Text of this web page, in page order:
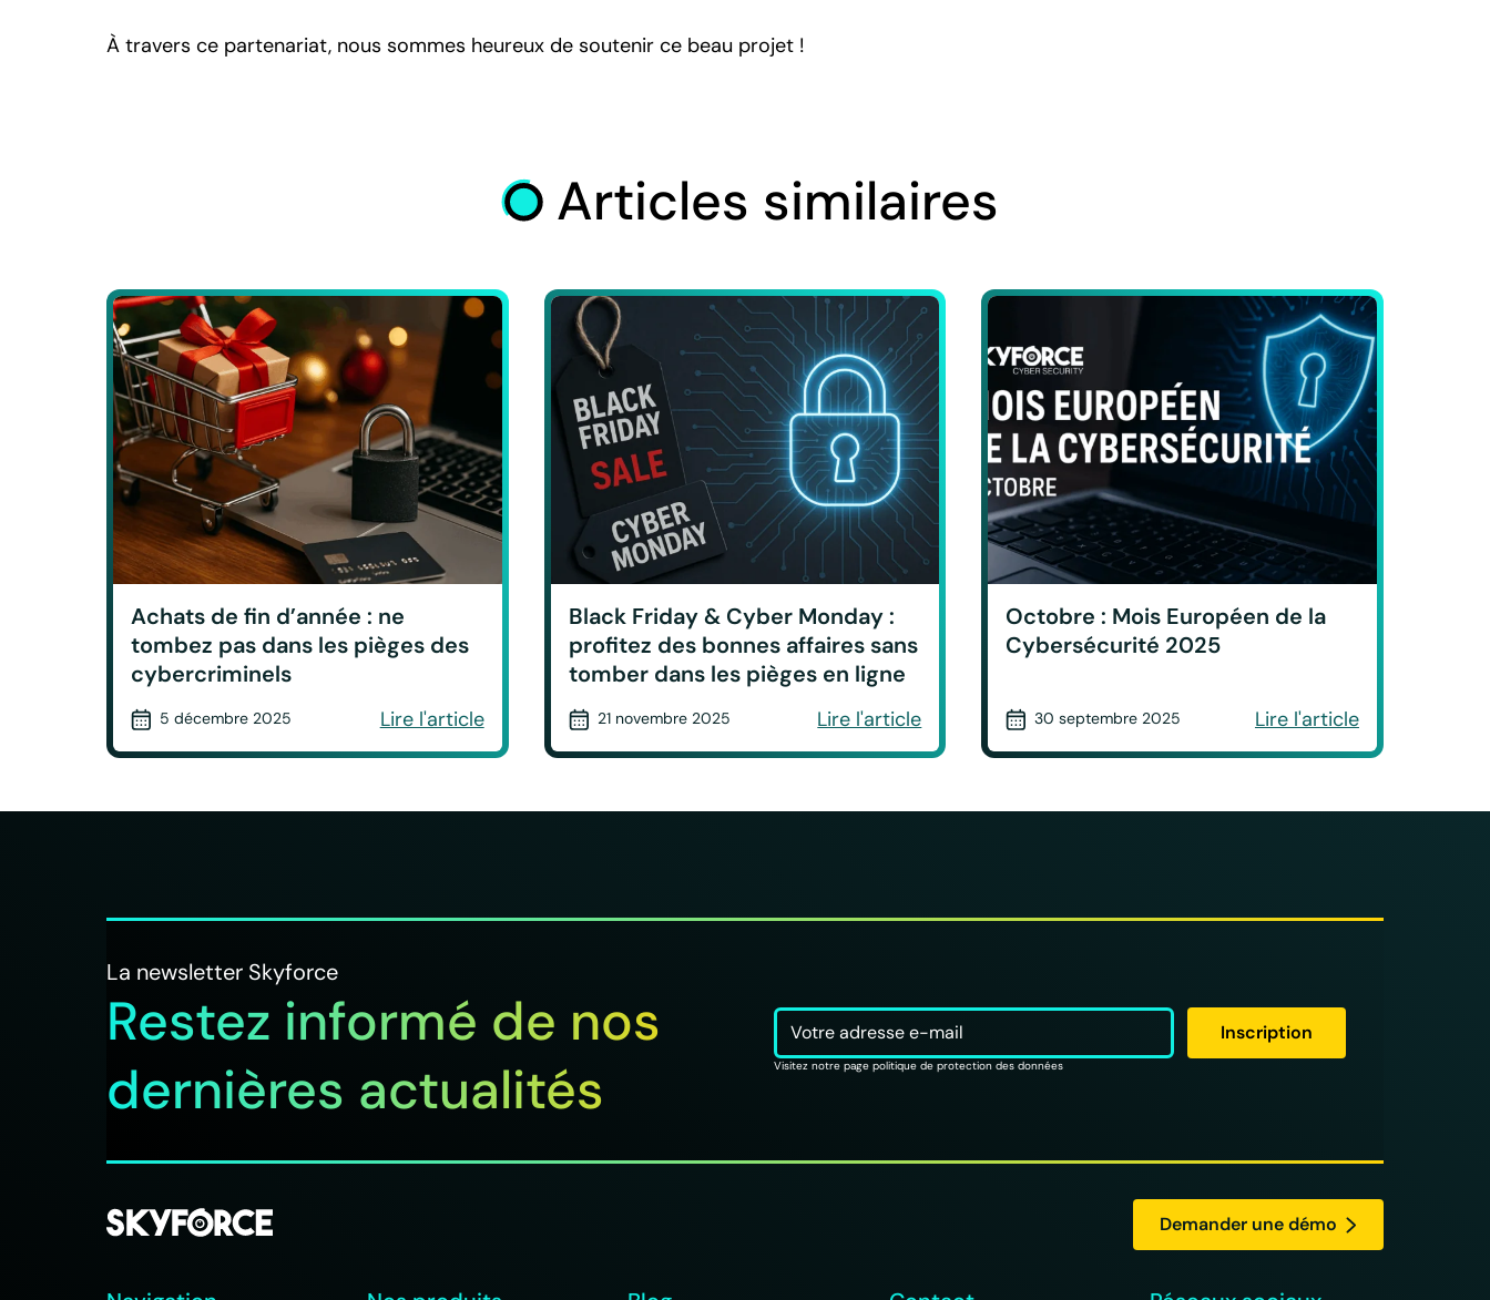
À travers ce partenariat, nous sommes heureux de soutenir ce beau projet !
Articles similaires
Achats de fin d’année : ne
tombez pas dans les pièges des
cybercriminels
5 décembre 2025 Lire l'article
Black Friday & Cyber Monday :
profitez des bonnes affaires sans
tomber dans les pièges en ligne
21 novembre 2025 Lire l'article
Octobre : Mois Européen de la
Cybersécurité 2025
30 septembre 2025 Lire l'article
La newsletter Skyforce
Restez informé de nos
dernières actualités
Visitez notre page politique de protection des données
Demander une démo